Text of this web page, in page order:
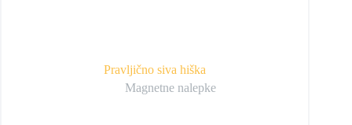
Pravljično siva hiška
Magnetne nalepke